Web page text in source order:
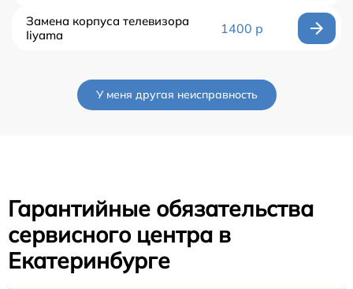
Замена корпуса телевизора
Iiyama
1400 р
У меня другая неисправность
Гарантийные обязательства
сервисного центра в
Екатеринбурге